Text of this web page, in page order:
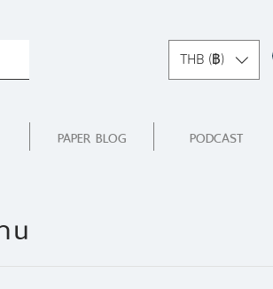
THB (฿)
PAPER BLOG PODCAST
น